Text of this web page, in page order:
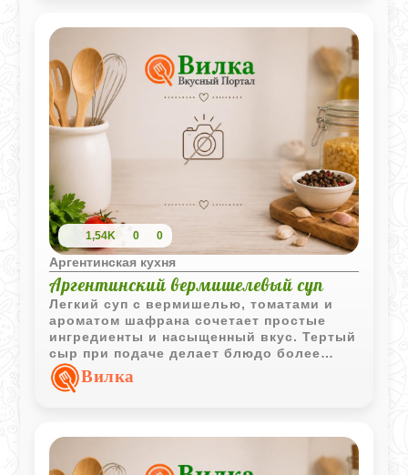
Подавать советую прямо в сковородке -
так намного уютнее и по-домашнему!
1,54K 0 0
Аргентинская кухня
Аргентинский вермишелевый суп
Легкий суп с вермишелью, томатами и
ароматом шафрана сочетает простые
ингредиенты и насыщенный вкус. Тертый
сыр при подаче делает блюдо более
выразительным и сытным.
Вилка